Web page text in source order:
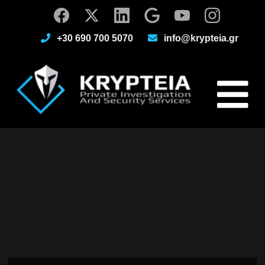
+30 690 700 5070 info@krypteia.gr